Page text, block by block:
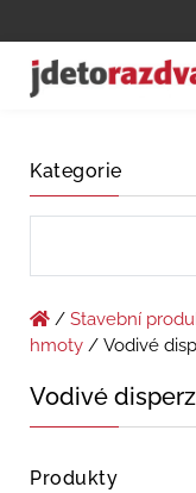
Kategorie
/ Stavební
hmoty / Vodivé
Vodivé
Produkty